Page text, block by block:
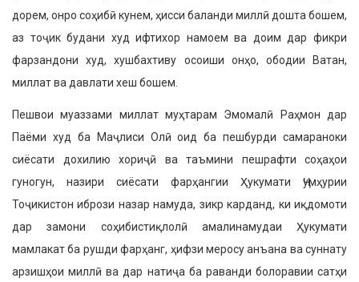
дорем, онро соҳибӣ кунем, ҳисси баланди миллӣ дошта бо­шем,
аз тоҷик будани худ ифтихор на­моем ва доим дар фикри
фарзандони худ, хушбахтиву осоиши онҳо, ободии Ватан,
миллат ва давлати хеш бошем.
Пешвои муаззами миллат муҳтарам Эмомалӣ Раҳмон дар
Паёми худ ба Маҷлиси Олӣ оид ба пешбурди сама­раноки
сиёсати дохилию хориҷӣ ва таъмини пешрафти соҳаҳои
гуногун, назири сиёсати фарҳангии Ҳукумати Ҷумҳурии
Тоҷикистон ибрози назар намуда, зикр карданд, ки иқдомоти
дар замони соҳибистиқлолӣ амалина­мудаи Ҳукумати
мамлакат ба рушди фарҳанг, ҳифзи меросу анъана ва сун­нату
арзишҳои миллӣ ва дар натиҷа ба раванди болоравии сатҳи